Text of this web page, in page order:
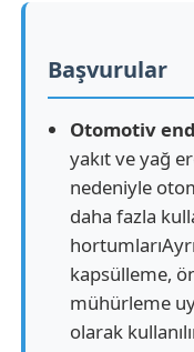
Başvurular
Otomotiv
yakıt ve yağ
nedeniyle
daha fazla
kapsülleme,
mühürleme
olarak